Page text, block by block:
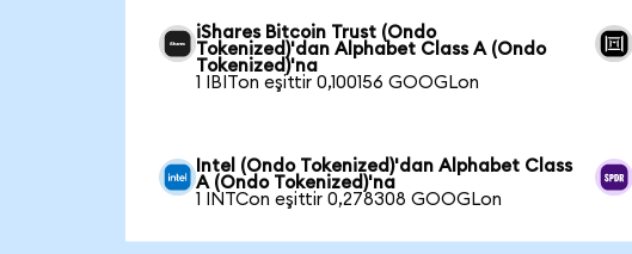
iShares Bitcoin Trust (Ondo
Tokenized)'dan Alphabet Class A (Ondo
Tokenized)'na
1 IBITon eşittir 0,100156 GOOGLon
Intel (Ondo Tokenized)'dan Alphabet Class
A (Ondo Tokenized)'na
1 INTCon eşittir 0,278308 GOOGLon